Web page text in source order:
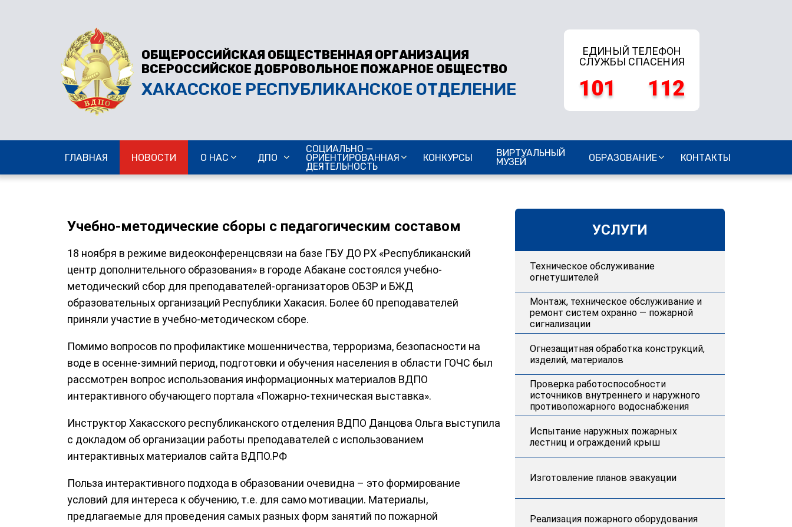
ОБЩЕРОССИЙСКАЯ ОБЩЕСТВЕННАЯ ОРГАНИЗАЦИЯ
ВСЕРОССИЙСКОЕ ДОБРОВОЛЬНОЕ ПОЖАРНОЕ ОБЩЕСТВО
ХАКАССКОЕ РЕСПУБЛИКАНСКОЕ ОТДЕЛЕНИЕ
ЕДИНЫЙ ТЕЛЕФОН
СЛУЖБЫ СПАСЕНИЯ
101 112
ГЛАВНАЯ НОВОСТИ О НАС ДПО
СОЦИАЛЬНО —
ОРИЕНТИРОВАННАЯ
ДЕЯТЕЛЬНОСТЬ
КОНКУРСЫ ВИРТУАЛЬНЫЙ
МУЗЕЙ ОБРАЗОВАНИЕ КОНТАКТЫ
Учебно-методические сборы с педагогическим составом
18 ноября в режиме видеоконференцсвязи на базе ГБУ ДО РХ «Республиканский
центр дополнительного образования» в городе Абакане состоялся учебно-
методический сбор для преподавателей-организаторов ОБЗР и БЖД
образовательных организаций Республики Хакасия. Более 60 преподавателей
приняли участие в учебно-методическом сборе.
Помимо вопросов по профилактике мошенничества, терроризма, безопасности на
воде в осенне-зимний период, подготовки и обучения населения в области ГОЧС был
рассмотрен вопрос использования информационных материалов ВДПО
интерактивного обучающего портала «Пожарно-техническая выставка».
Инструктор Хакасского республиканского отделения ВДПО Данцова Ольга выступила
с докладом об организации работы преподавателей с использованием
интерактивных материалов сайта ВДПО.РФ
Польза интерактивного подхода в образовании очевидна – это формирование
условий для интереса к обучению, т.е. для само мотивации. Материалы,
предлагаемые для проведения самых разных форм занятий по пожарной
УСЛУГИ
Техническое обслуживание
огнетушителей
Монтаж, техническое обслуживание и
ремонт систем охранно — пожарной
сигнализации
Огнезащитная обработка конструкций,
изделий, материалов
Проверка работоспособности
источников внутреннего и наружного
противопожарного водоснабжения
Испытание наружных пожарных
лестниц и ограждений крыш
Изготовление планов эвакуации
Реализация пожарного оборудования